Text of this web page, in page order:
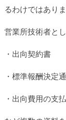
るわけではありま
営業所技術者と
・出向契約書
・標準報酬決定
・出向費用の支